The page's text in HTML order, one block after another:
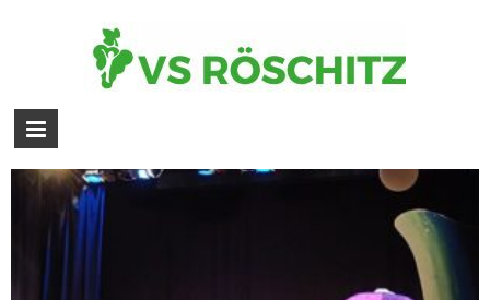
„Bildergalerie – Theater mit
Horizont – 20.04.2026“